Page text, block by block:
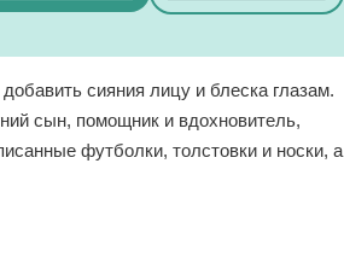
сияния лицу и блеска глазам.
сын, помощник и вдохновитель,
футболки, толстовки и носки, а